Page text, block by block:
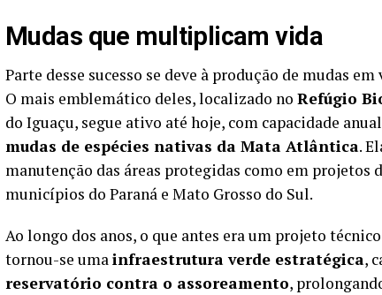
Mudas que multiplicam vida
Parte desse sucesso se deve à produção de mudas
O mais emblemático deles, localizado no Refúgio
do Iguaçu, segue ativo até hoje, com capacidade
mudas de espécies nativas da Mata Atlântica.
manutenção das áreas protegidas como em projetos
municípios do Paraná e Mato Grosso do Sul.
Ao longo dos anos, o que antes era um projeto
tornou-se umainfraestrutura verde estratégica,
reservatório contra o assoreamento,